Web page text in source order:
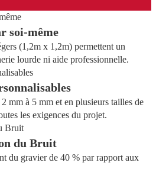
soi-même
(1,2m x 1,2m) permettent un
lourde ni aide professionnelle.
mm à 5 mm et en plusieurs tailles de
les exigences du projet.
du Bruit
du gravier de 40 % par rapport aux